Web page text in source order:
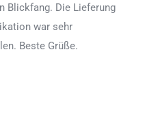
Blickfang. Die Lieferung
war sehr
Beste Grüße.